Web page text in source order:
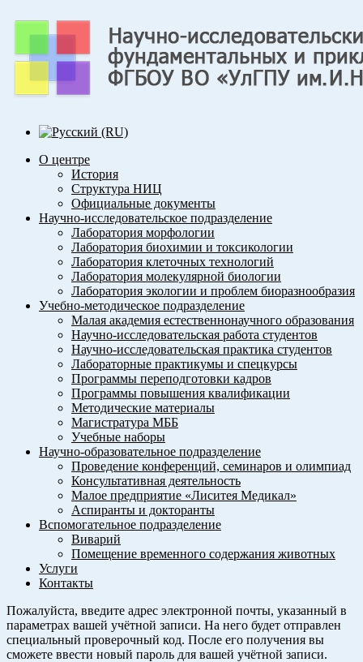
О центре
История
Структура НИЦ
Официальные документы
Научно-исследовательское подразделение
Лаборатория морфологии
Лаборатория биохимии и токсикологии
Лаборатория клеточных технологий
Лаборатория молекулярной биологии
Лаборатория экологии и проблем биоразнообразия
Учебно-методическое подразделение
Малая академия естественнонаучного образования
Научно-исследовательская работа студентов
Научно-исследовательская практика студентов
Лабораторные практикумы и спецкурсы
Программы переподготовки кадров
Программы повышения квалификации
Методические материалы
Магистратура МББ
Учебные наборы
Научно-образовательное подразделение
Проведение конференций, семинаров и олимпиад
Консультативная деятельность
Малое предприятие «Лиситея Медикал»
Аспиранты и докторанты
Вспомогательное подразделение
Виварий
Помещение временного содержания животных
Услуги
Контакты
Пожалуйста, введите адрес электронной почты, указанный в
параметрах вашей учётной записи. На него будет отправлен
специальный проверочный код. После его получения вы
сможете ввести новый пароль для вашей учётной записи.